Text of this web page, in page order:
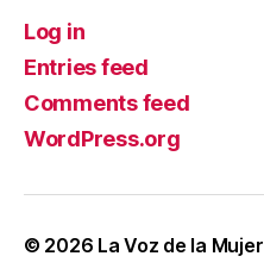
Log in
Entries feed
Comments feed
WordPress.org
© 2026 La Voz de la Mujer